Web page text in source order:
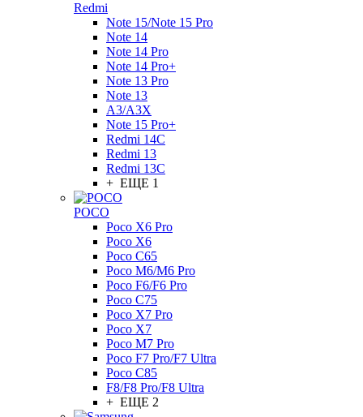
Redmi
Note 15/Note 15 Pro
Note 14
Note 14 Pro
Note 14 Pro+
Note 13 Pro
Note 13
A3/A3X
Note 15 Pro+
Redmi 14C
Redmi 13
Redmi 13C
+ ЕЩЕ 1
POCO
Poco X6 Pro
Poco X6
Poco C65
Poco M6/M6 Pro
Poco F6/F6 Pro
Poco C75
Poco X7 Pro
Poco X7
Poco M7 Pro
Poco F7 Pro/F7 Ultra
Poco C85
F8/F8 Pro/F8 Ultra
+ ЕЩЕ 2